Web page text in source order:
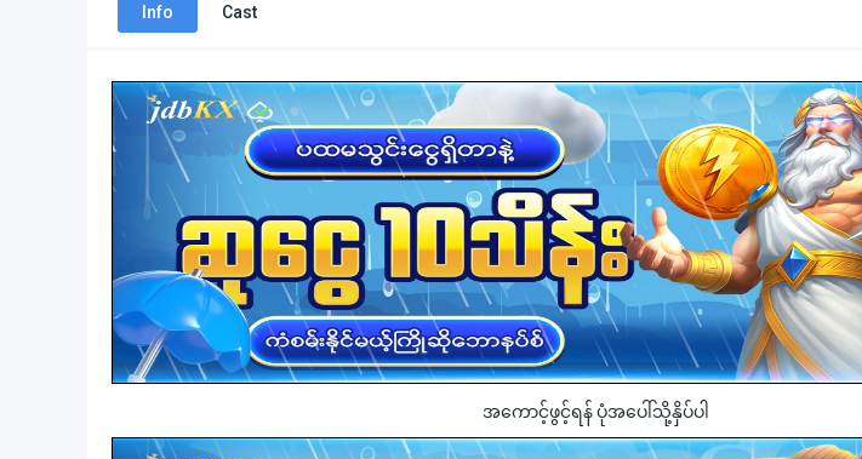
Info Cast
အကောင့်ဖွင့်ရန် ပုံအပေါ်သို့နှိပ်ပါ